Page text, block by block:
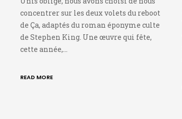
concentrer sur les deux volets du reboot
de Ça, adaptés du roman éponyme culte
de Stephen King. Une œuvre qui fête,
cette année,…
READ MORE